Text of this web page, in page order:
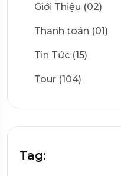
Giới Thiệu (02)
Thanh toán (01)
Tin Tức (15)
Tour (104)
Tag: